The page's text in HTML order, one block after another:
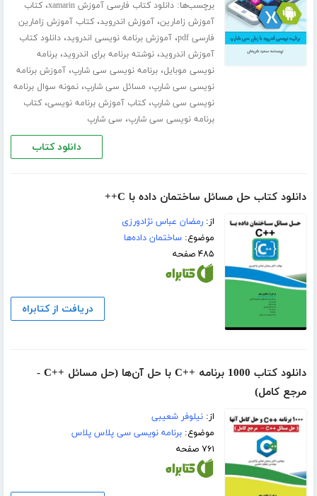
برچسب‌ها:دانلود کتاب فارسی آموزش xamarin ،کتاب
آموزش زامارین،آموزش اندروید،کتاب آموزش زامارین
فارسی pdf
،آموزش برنامه نویسی اندروید،دانلود کتاب
آموزش اندروید،نوشته برنامه برای اندروید،برنامه
نویسی موبایل،برنامه نویسی سی شارپ،آموزش برنامه
نویسی سی شارپ، مسائل سی شارپ،نمونه سوال برنامه
نویسی سی شارپ،کتاب آموزش برنامه نویسی،کتاب
برنامه نویسی سی شارپ، سی شارپ
دانلود کتاب
دانلود کتاب حل مسائل ساختمان داده با C++
از:رمضان عباس نژادورزی
موضوع:ساختمان داده‌ها
۴۸۵ صفحه
دریافت از کتابراه
دانلود کتاب 1000 برنامه ++C با حل آن‌ها (حل مسائل ++C -
مرجع کامل)
از:نیلوفر شعیبی
موضوع:برنامه نویسی سی پلاس پلاس
۷۶۱ صفحه